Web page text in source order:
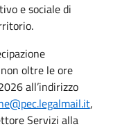
e sociale di
oltre le ore
all’indirizzo
,
Servizi alla